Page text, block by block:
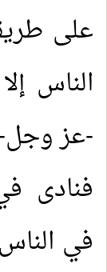
على
الناس
-عز
فنادى
في